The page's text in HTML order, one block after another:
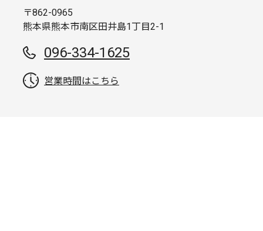
〒862-0965
熊本県熊本市南区田井島1丁目2-1
096-334-1625
営業時間はこちら